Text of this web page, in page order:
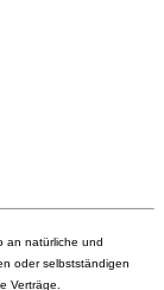
an natürliche und
oder selbstständigen
Verträge.